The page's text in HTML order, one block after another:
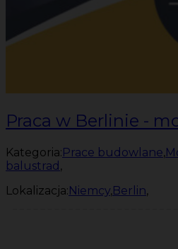
Praca w Berlinie -
Kategoria:Prace budowlane,
balustrad ,
Lokalizacja:Niemcy,Berlin,